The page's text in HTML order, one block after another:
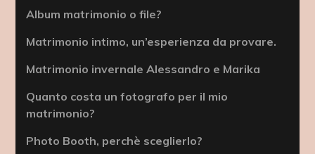
Album matrimonio o file?
Matrimonio intimo, un’esperienza da provare.
Matrimonio invernale Alessandro e Marika
Quanto costa un fotografo per il mio
matrimonio?
Photo Booth, perchè sceglierlo?